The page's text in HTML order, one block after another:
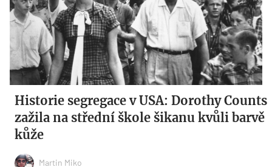
Historie segregace v USA: Dorothy Counts
zažila na střední škole šikanu kvůli barvě
kůže
Martin Miko